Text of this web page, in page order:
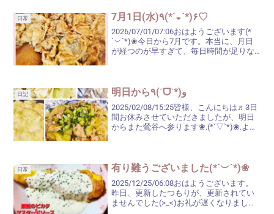
日常 7月1日(水)٩(*´◒`*)۶♡
2026/07/01/07:06おはようございます(*
´︶`*)❀今日から7月です。本当に、月日
が経つのが早すぎて、毎日時間が足りな
日記 明日から٩(ˊᗜˋ*)و
2025/02/08/15:25皆様、こんにちは♬3日
間お休みさせていただきましたが、明日
からまた鶯谷へ参ります❀.(*´▽`*)❀.よろ
日常 有り難うございました(*´︶`*)❀
2025/12/25/06:08おはようございます。
昨日、更新したつもりが、更新されてい
ませんでした(>_<)お礼が遅くなりました